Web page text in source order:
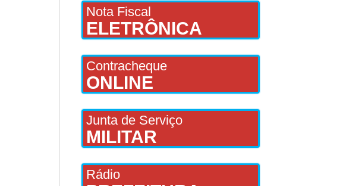
Nota Fiscal
ELETRÔNICA
Contracheque
ONLINE
Junta de Serviço
MILITAR
Rádio